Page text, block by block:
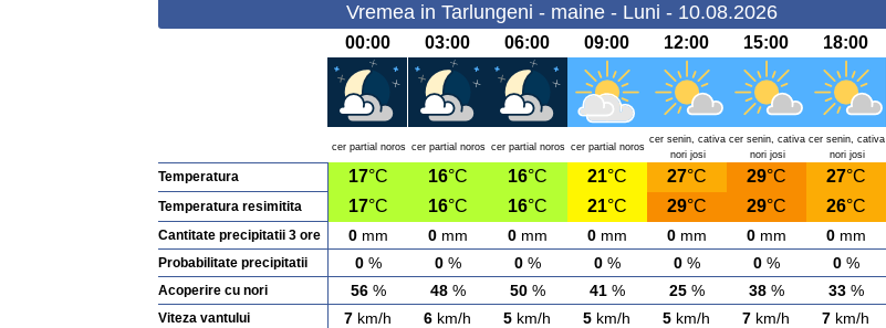
Vremea in Tarlungeni - maine - Luni - 10.08.2026
00:00 03:00 06:00 09:00 12:00 15:00 18:00
cer partial noros cer partial noros cer partial noros cer partial noros
cer senin, cativa
nori josi
cer senin, cativa
nori josi
cer senin, cativa
nori josi
Temperatura 17°C 16°C 16°C 21°C 27°C 29°C 27°C
Temperatura resimitita 17°C 16°C 16°C 21°C 29°C 29°C 26°C
Cantitate precipitatii 3 ore 0mm 0mm 0mm 0mm 0mm 0mm 0mm
Probabilitate precipitatii 0% 0% 0% 0% 0% 0% 0%
Acoperire cu nori 56% 48% 50% 41% 25% 38% 33%
Viteza vantului 7 km/h 6 km/h 5 km/h 5 km/h 5 km/h 7 km/h 7 km/h